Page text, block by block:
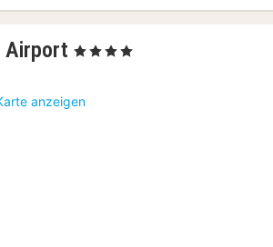
Airport 1
ab
89
, 4 Sterne
anzeigen